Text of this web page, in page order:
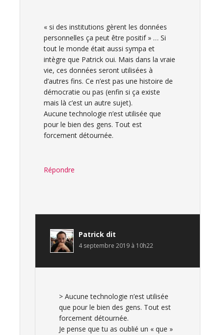
« si des institutions gèrent les données
personnelles ça peut être positif » … Si
tout le monde était aussi sympa et
intègre que Patrick oui. Mais dans la vraie
vie, ces données seront utilisées à
d’autres fins. Ce n’est pas une histoire de
démocratie ou pas (enfin si ça existe
mais là c’est un autre sujet).
Aucune technologie n’est utilisée que
pour le bien des gens. Tout est
forcement détournée.
Répondre
Patrick dit
4 septembre 2019 à 10h22
> Aucune technologie n’est utilisée
que pour le bien des gens. Tout est
forcement détournée.
Je pense que tu as oublié un « que »